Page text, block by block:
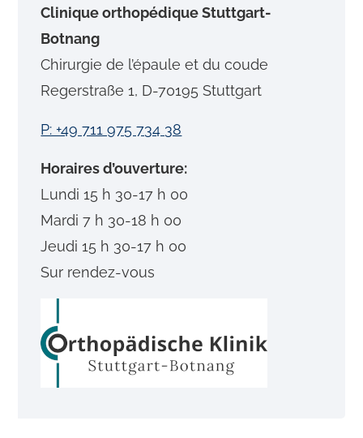
Clinique orthopédique Stuttgart-
Botnang
Chirurgie de l’épaule et du coude
Regerstraße 1, D-70195 Stuttgart
P: +49 711 975 734 38
Horaires d’ouverture:
Lundi 15 h 30-17 h 00
Mardi 7 h 30-18 h 00
Jeudi 15 h 30-17 h 00
Sur rendez-vous